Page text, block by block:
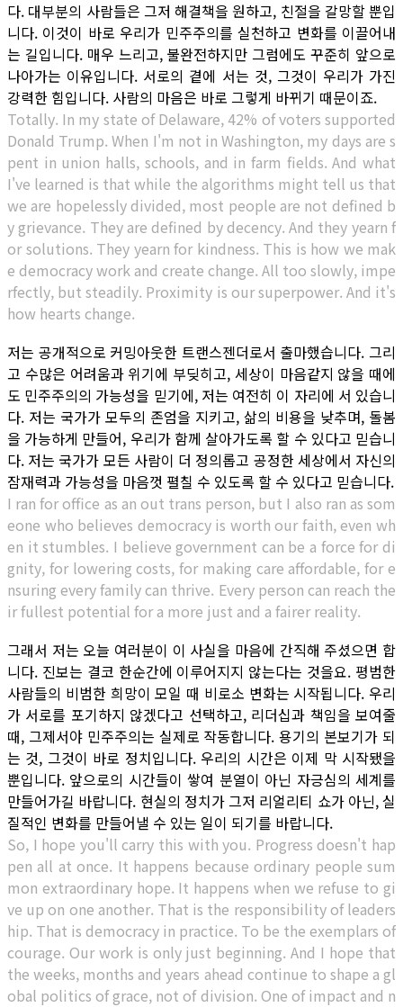
다. 대부분의 사람들은 그저 해결책을 원하고, 친절을 갈망할 뿐입
니다. 이것이 바로 우리가 민주주의를 실천하고 변화를 이끌어내
는 길입니다. 매우 느리고, 불완전하지만 그럼에도 꾸준히 앞으로
나아가는 이유입니다. 서로의 곁에 서는 것, 그것이 우리가 가진
강력한 힘입니다. 사람의 마음은 바로 그렇게 바뀌기 때문이죠.
Totally. In my state of Delaware, 42% of voters supported
Donald Trump. When I'm not in Washington, my days are s
pent in union halls, schools, and in farm fields. And what
I've learned is that while the algorithms might tell us that
we are hopelessly divided, most people are not defined b
y grievance. They are defined by decency. And they yearn f
or solutions. They yearn for kindness. This is how we mak
e democracy work and create change. All too slowly, impe
rfectly, but steadily. Proximity is our superpower. And it's
how hearts change.
저는 공개적으로 커밍아웃한 트랜스젠더로서 출마했습니다. 그리
고 수많은 어려움과 위기에 부딪히고, 세상이 마음같지 않을 때에
도 민주주의의 가능성을 믿기에, 저는 여전히 이 자리에 서 있습니
다. 저는 국가가 모두의 존엄을 지키고, 삶의 비용을 낮추며, 돌봄
을 가능하게 만들어, 우리가 함께 살아가도록 할 수 있다고 믿습니
다. 저는 국가가 모든 사람이 더 정의롭고 공정한 세상에서 자신의
잠재력과 가능성을 마음껏 펼칠 수 있도록 할 수 있다고 믿습니다.
I ran for office as an out trans person, but I also ran as som
eone who believes democracy is worth our faith, even wh
en it stumbles. I believe government can be a force for di
gnity, for lowering costs, for making care affordable, for e
nsuring every family can thrive. Every person can reach the
ir fullest potential for a more just and a fairer reality.
그래서 저는 오늘 여러분이 이 사실을 마음에 간직해 주셨으면 합
니다. 진보는 결코 한순간에 이루어지지 않는다는 것을요. 평범한
사람들의 비범한 희망이 모일 때 비로소 변화는 시작됩니다. 우리
가 서로를 포기하지 않겠다고 선택하고, 리더십과 책임을 보여줄
때, 그제서야 민주주의는 실제로 작동합니다. 용기의 본보기가 되
는 것, 그것이 바로 정치입니다. 우리의 시간은 이제 막 시작됐을
뿐입니다. 앞으로의 시간들이 쌓여 분열이 아닌 자긍심의 세계를
만들어가길 바랍니다. 현실의 정치가 그저 리얼리티 쇼가 아닌, 실
질적인 변화를 만들어낼 수 있는 일이 되기를 바랍니다.
So, I hope you'll carry this with you. Progress doesn't hap
pen all at once. It happens because ordinary people sum
mon extraordinary hope. It happens when we refuse to gi
ve up on one another. That is the responsibility of leaders
hip. That is democracy in practice. To be the exemplars of
courage. Our work is only just beginning. And I hope that
the weeks, months and years ahead continue to shape a gl
obal politics of grace, not of division. One of impact and n